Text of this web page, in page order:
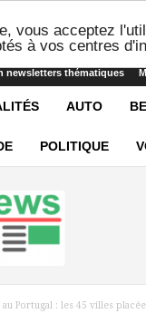
vous acceptez
à vos centres
newsletters thématiques
AUTO
POLITIQUE
au Portugal : les 45 villes